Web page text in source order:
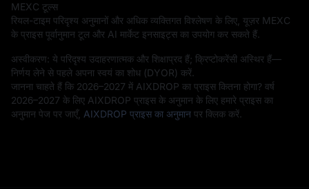
MEXC टूल्स
रियल-टाइम परिदृश्य अनुमानों और अधिक व्यक्तिगत विश्लेषण के लिए, यूज़र MEXC
के प्राइस पूर्वानुमान टूल और AI मार्केट इनसाइट्स का उपयोग कर सकते हैं.
अस्वीकरण: ये परिदृश्य उदाहरणात्मक और शिक्षाप्रद हैं; क्रिप्टोकरेंसी अस्थिर हैं—
निर्णय लेने से पहले अपना स्वयं का शोध (DYOR) करें.
जानना चाहते हैं कि 2026–2027 में AIXDROP का प्राइस कितना होगा? वर्ष
2026–2027 के लिए AIXDROP प्राइस के अनुमान के लिए हमारे प्राइस का
अनुमान पेज पर जाएँ, AIXDROP प्राइस का अनुमान पर क्लिक करें.